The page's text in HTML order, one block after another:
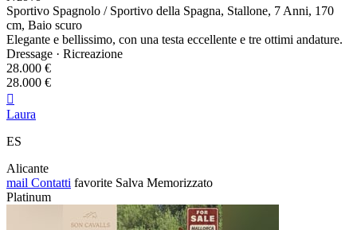
Sportivo Spagnolo / Sportivo della Spagna, Stallone, 7 Anni, 170
cm, Baio scuro
Elegante e bellissimo, con una testa eccellente e tre ottimi andature.
Dressage · Ricreazione
28.000 €
28.000 €

Laura
ES
Alicante
mail Contatti favorite Salva Memorizzato
Platinum